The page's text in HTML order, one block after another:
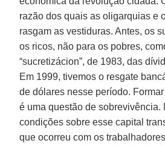
razão dos quais as oligarquias e
rasgam as vestiduras. Antes, os
os ricos, não para os pobres,
“sucretizácion”, de 1983, das
Em 1999, tivemos o resgate
de dólares nesse período.
é uma questão de sobrevivência.
condições sobre esse capital
que ocorreu com os